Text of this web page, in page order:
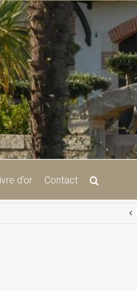
d’or Contact